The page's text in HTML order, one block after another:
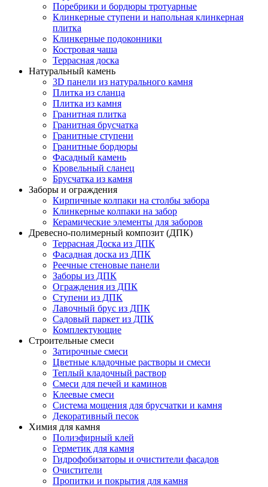
Поребрики и бордюры тротуарные
Клинкерные ступени и напольная клинкерная
плитка
Клинкерные подоконники
Костровая чаша
Террасная доска
Натуральный камень
3D панели из натурального камня
Плитка из сланца
Плитка из камня
Гранитная плитка
Гранитная брусчатка
Гранитные ступени
Гранитные бордюры
Фасадный камень
Кровельный сланец
Брусчатка из камня
Заборы и ограждения
Кирпичные колпаки на столбы забора
Клинкерные колпаки на забор
Керамические элементы для заборов
Древесно-полимерный композит (ДПК)
Террасная Доска из ДПК
Фасадная доска из ДПК
Реечные стеновые панели
Заборы из ДПК
Ограждения из ДПК
Ступени из ДПК
Лавочный брус из ДПК
Садовый паркет из ДПК
Комплектующие
Строительные смеси
Затирочные смеси
Цветные кладочные растворы и смеси
Теплый кладочный раствор
Смеси для печей и каминов
Клеевые смеси
Система мощения для брусчатки и камня
Декоративный песок
Химия для камня
Полиэфирный клей
Герметик для камня
Гидрофобизаторы и очистители фасадов
Очистители
Пропитки и покрытия для камня